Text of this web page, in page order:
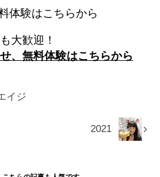
体験はこちらから
大歓迎！
、無料体験はこちらから
イジ
2021